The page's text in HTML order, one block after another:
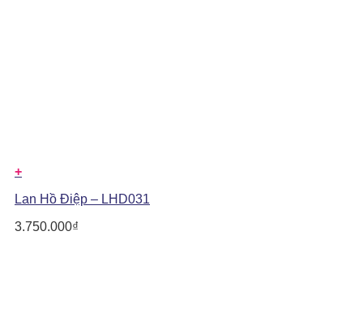
+
Lan Hồ Điệp – LHD031
3.750.000₫